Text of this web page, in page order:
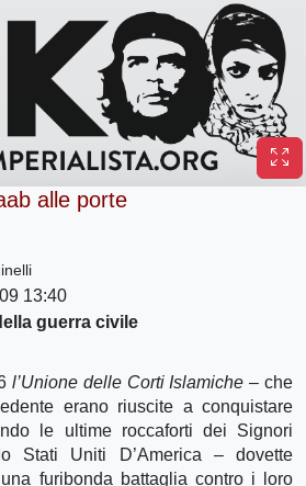
alle porte
13:40
guerra civile
l’Unione delle Corti Islamiche – che
erano riuscite a conquistare
le ultime roccaforti dei Signori
Stati Uniti D’America – dovette
furibonda battaglia contro i loro